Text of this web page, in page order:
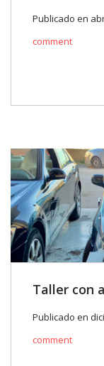
Publicado en
comment
Taller con
Publicado en
comment